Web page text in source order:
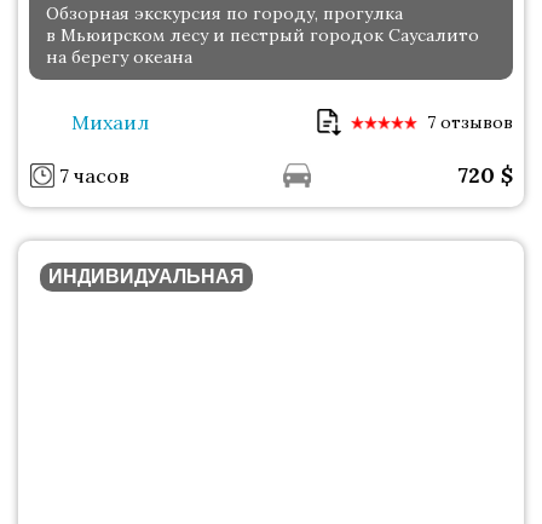
Обзорная экскурсия по городу, прогулка
в Мьюирском лесу и пестрый городок Саусалито
на берегу океана
Михаил 7 отзывов
7 часов 720 $
ИНДИВИДУАЛЬНАЯ